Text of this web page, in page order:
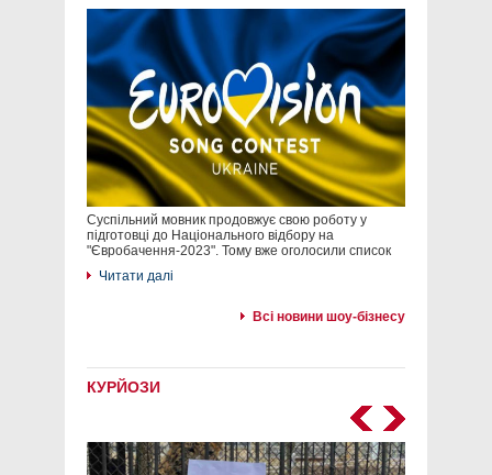
Суспільний мовник продовжує свою роботу у
підготовці до Національного відбору на
"Євробачення-2023". Тому вже оголосили список
Читати далі
Всі новини шоу-бізнесу
КУРЙОЗИ